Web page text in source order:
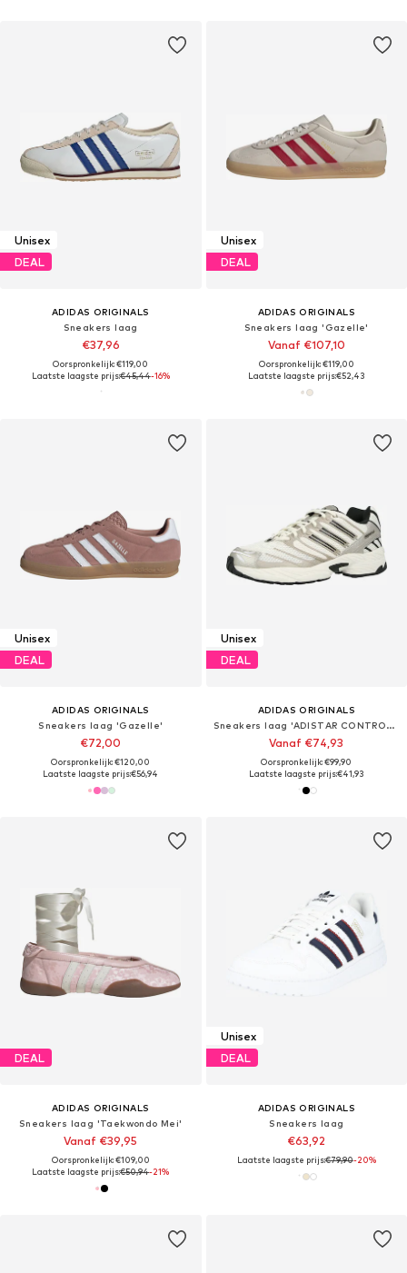
Unisex
DEAL
ADIDAS ORIGINALS
Sneakers laag
€37,96
Oorspronkelijk: €119,00
Laatste laagste prijs:€45,44-16%
Unisex
DEAL
ADIDAS ORIGINALS
Sneakers laag 'Gazelle'
Vanaf €107,10
Oorspronkelijk: €119,00
Laatste laagste prijs:€52,43
Unisex
DEAL
ADIDAS ORIGINALS
Sneakers laag 'Gazelle'
€72,00
Oorspronkelijk: €120,00
Laatste laagste prijs:€56,94
Unisex
DEAL
ADIDAS ORIGINALS
Sneakers laag 'ADISTAR CONTROL 3'
Vanaf €74,93
Oorspronkelijk: €99,90
Laatste laagste prijs:€41,93
DEAL
ADIDAS ORIGINALS
Sneakers laag 'Taekwondo Mei'
Vanaf €39,95
Oorspronkelijk: €109,00
Laatste laagste prijs:€50,94-21%
Unisex
DEAL
ADIDAS ORIGINALS
Sneakers laag
€63,92
Laatste laagste prijs:€79,90-20%